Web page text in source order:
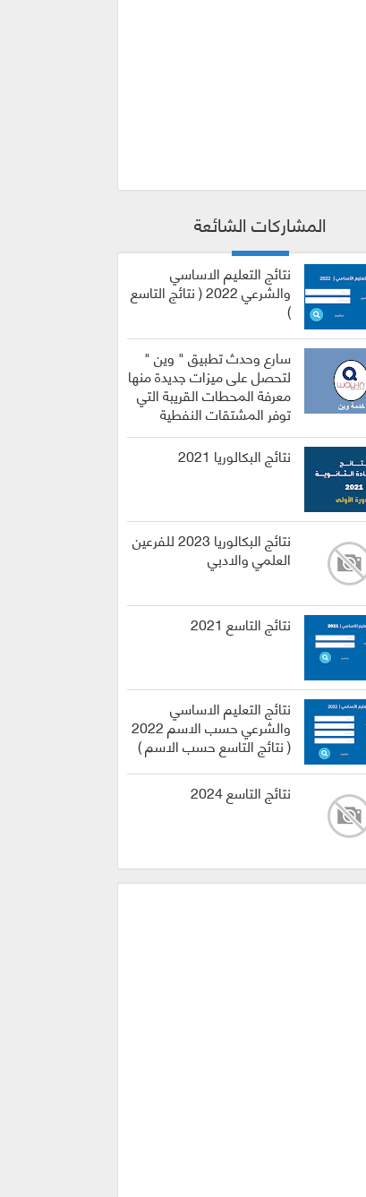
المشاركات الشائعة
نتائج التعليم الاساسي
والشرعي 2022 ( نتائج التاسع
)
سارع وحدث تطبيق " وين "
لتحصل على ميزات جديدة منها
معرفة المحطات القريبة التي
توفر المشتقات النفطية
نتائج البكالوريا 2021
نتائج البكالوريا 2023 للفرعين
العلمي والادبي
نتائج التاسع 2021
نتائج التعليم الاساسي
والشرعي حسب الاسم 2022
( نتائج التاسع حسب الاسم )
نتائج التاسع 2024